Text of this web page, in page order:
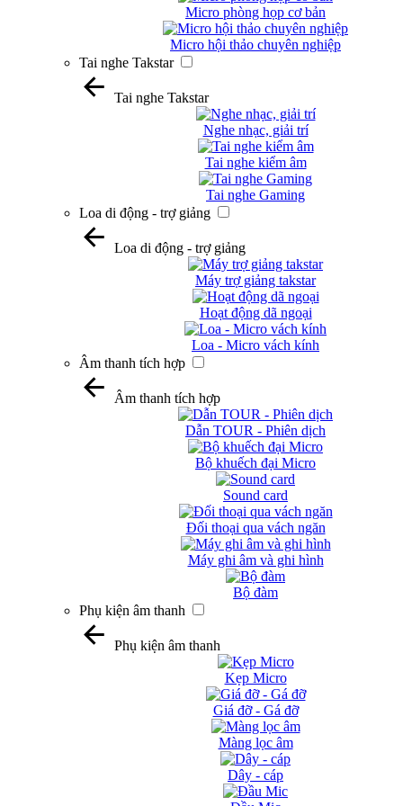
Micro phòng họp cơ bản
Micro hội thảo chuyên nghiệp
Tai nghe Takstar
Tai nghe Takstar
Nghe nhạc, giải trí
Tai nghe kiểm âm
Tai nghe Gaming
Loa di động - trợ giảng
Loa di động - trợ giảng
Máy trợ giảng takstar
Hoạt động dã ngoại
Loa - Micro vách kính
Âm thanh tích hợp
Âm thanh tích hợp
Dẫn TOUR - Phiên dịch
Bộ khuếch đại Micro
Sound card
Đối thoại qua vách ngăn
Máy ghi âm và ghi hình
Bộ đàm
Phụ kiện âm thanh
Phụ kiện âm thanh
Kẹp Micro
Giá đỡ - Gá đỡ
Màng lọc âm
Dây - cáp